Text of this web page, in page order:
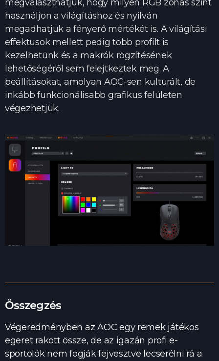
megválaszthatjuk, hogy milyen RGB zónás színt
használjon a világításhoz és nyilván
megadhatjuk a fényerő mértékét is. A világítási
effektusok mellett pedig több profilt is
kezelhetünk és a makrók rögzítésének
lehetőségéről sem felejtkeztek meg. A
beállításokat, amolyan AOC-sen kulturált, de
inkább funkcionálisabb grafikus felületen
végezhetjük.
Összegzés
Végeredményben az AOC egy remek játékos
egeret rakott össze, de az igazán profi e-
sportolók nem fogják fejvesztve lecserélni rá a